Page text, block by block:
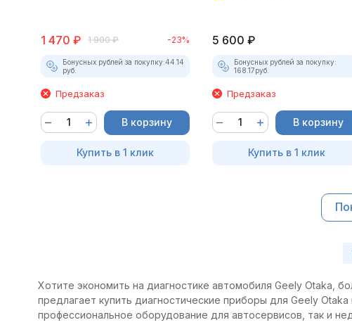
1 470 ₽ 1 900 ₽ -23%
Бонусных рублей за покупку:44.14
руб.
Предзаказ
В корзину
Купить в 1 клик
5 600 ₽
Бонусных рублей за покупку:
168.17руб.
Предзаказ
В корзину
Купить в 1 клик
Хотите экономить на диагностике автомобиля Geely Otaka,
предлагает купить диагностические приборы для Geely
профессиональное оборудование для автосервисов, так и